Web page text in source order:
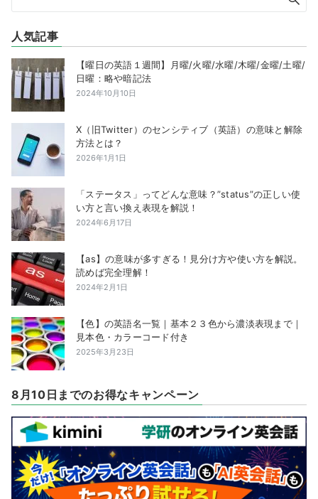
人気記事
【曜日の英語１週間】月曜/火曜/水曜/木曜/金曜/土曜/
日曜：略や暗記法
2024年10月10日
X（旧Twitter）のセンシティブ（英語）の意味と解除
方法とは？
2026年1月1日
「ステータス」ってどんな意味？”status”の正しい使
い方と言い換え表現を解説！
2024年6月17日
【as】の意味が多すぎる！見分け方や使い方を解説。
読めば完全理解！
2024年2月1日
【色】の英語名一覧｜基本２３色から濃淡表現まで｜
見本色・カラーコード付き
2025年3月23日
8月10日までのお得なキャンペーン